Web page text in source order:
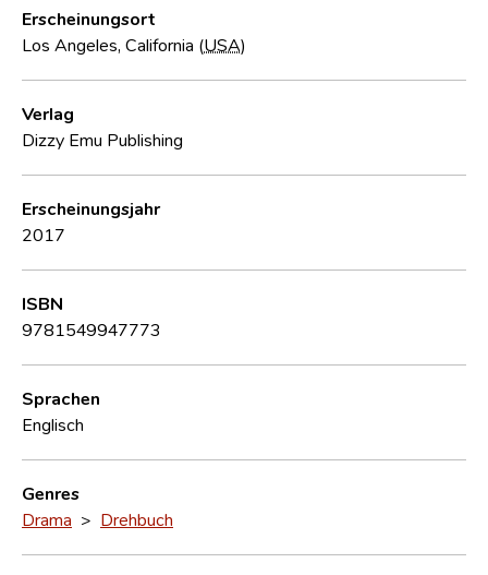
Erscheinungsort
Los Angeles, California (USA)
Verlag
Dizzy Emu Publishing
Erscheinungsjahr
2017
ISBN
9781549947773
Sprachen
Englisch
Genres
Drama > Drehbuch